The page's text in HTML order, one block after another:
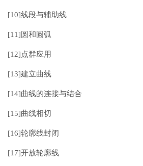
[10]线段与辅助线
[11]圆和圆弧
[12]点群应用
[13]建立曲线
[14]曲线的连接与结合
[15]曲线相切
[16]轮廓线封闭
[17]开放轮廓线